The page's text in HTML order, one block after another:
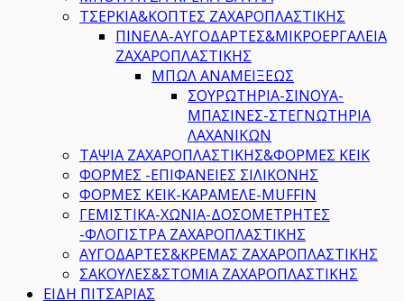
ΤΣΕΡΚΙΑ&ΚΟΠΤΕΣ ΖΑΧΑΡΟΠΛΑΣΤΙΚΗΣ
ΠΙΝΕΛΑ-ΑΥΓΟΔΑΡΤΕΣ&ΜΙΚΡΟΕΡΓΑΛΕΙΑ
ΖΑΧΑΡΟΠΛΑΣΤΙΚΗΣ
ΜΠΩΛ ΑΝΑΜΕΙΞΕΩΣ
ΣΟΥΡΩΤΗΡΙΑ-ΣΙΝΟΥΑ-
ΜΠΑΣΙΝΕΣ-ΣΤΕΓΝΩΤΗΡΙΑ
ΛΑΧΑΝΙΚΩΝ
ΤΑΨΙΑ ΖΑΧΑΡΟΠΛΑΣΤΙΚΗΣ&ΦΟΡΜΕΣ ΚΕΙΚ
ΦΟΡΜΕΣ -ΕΠΙΦΑΝΕΙΕΣ ΣΙΛΙΚΟΝΗΣ
ΦΟΡΜΕΣ ΚΕΙΚ-ΚΑΡΑΜΕΛΕ-MUFFIN
ΓΕΜΙΣΤΙΚΑ-ΧΩΝΙΑ-ΔΟΣΟΜΕΤΡΗΤΕΣ
-ΦΛΟΓΙΣΤΡΑ ΖΑΧΑΡΟΠΛΑΣΤΙΚΗΣ
ΑΥΓΟΔΑΡΤΕΣ&ΚΡΕΜΑΣ ΖΑΧΑΡΟΠΛΑΣΤΙΚΗΣ
ΣΑΚΟΥΛΕΣ&ΣΤΟΜΙΑ ΖΑΧΑΡΟΠΛΑΣΤΙΚΗΣ
ΕΙΔΗ ΠΙΤΣΑΡΙΑΣ